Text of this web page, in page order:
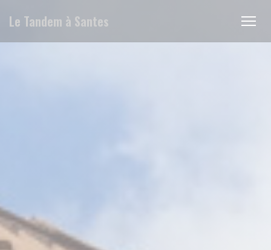
Le Tandem à Santes